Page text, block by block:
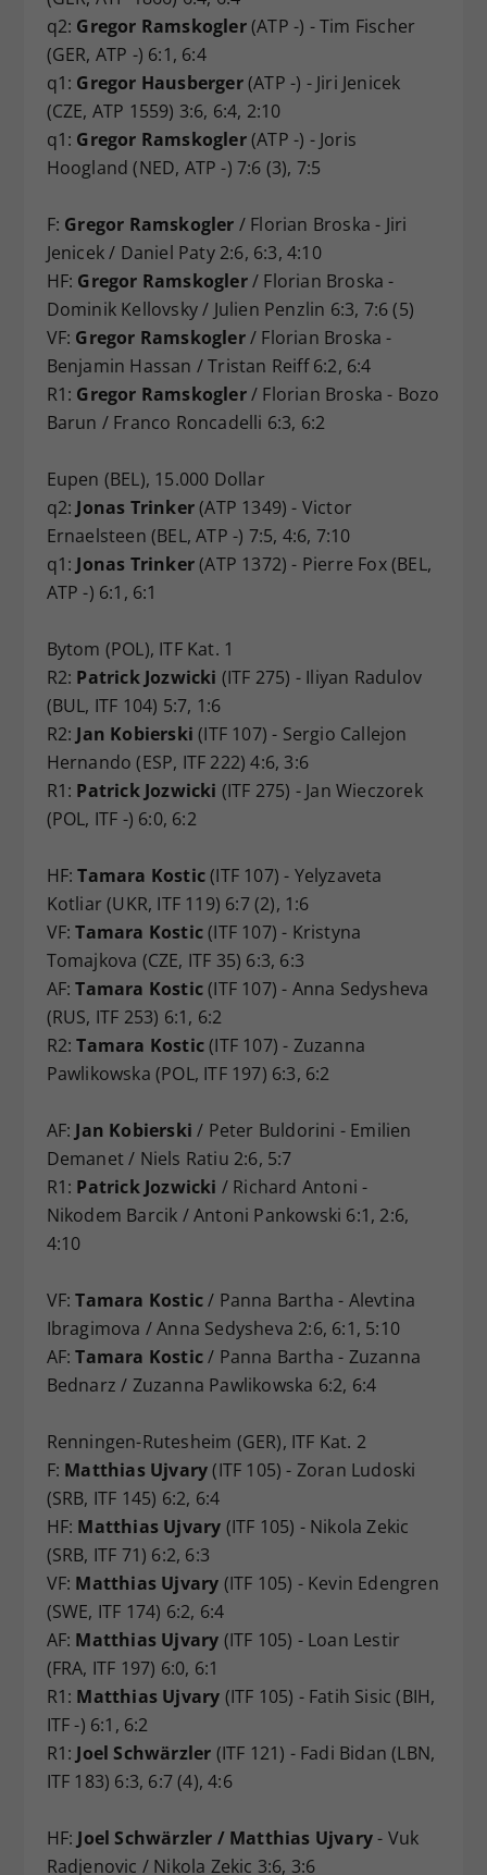
q2: Gregor Ramskogler(ATP -) - Tim Fischer
(GER, ATP -) 6:1, 6:4
q1: Gregor Hausberger(ATP -) - Jiri Jenicek
(CZE, ATP 1559) 3:6, 6:4, 2:10
q1: Gregor Ramskogler(ATP -) - Joris
Hoogland (NED, ATP -) 7:6 (3), 7:5
F: Gregor Ramskogler / Florian Broska - Jiri
Jenicek / Daniel Paty 2:6, 6:3, 4:10
HF: Gregor Ramskogler/ Florian Broska -
Dominik Kellovsky / Julien Penzlin 6:3, 7:6 (5)
VF: Gregor Ramskogler/ Florian Broska -
Benjamin Hassan / Tristan Reiff 6:2, 6:4
R1: Gregor Ramskogler/ Florian Broska - Bozo
Barun / Franco Roncadelli 6:3, 6:2
Eupen (BEL), 15.000 Dollar
q2: Jonas Trinker(ATP 1349) - Victor
Ernaelsteen (BEL, ATP -) 7:5, 4:6, 7:10
q1: Jonas Trinker(ATP 1372) - Pierre Fox (BEL,
ATP -) 6:1, 6:1
Bytom (POL), ITF Kat. 1
R2: Patrick Jozwicki (ITF 275) - Iliyan Radulov
(BUL, ITF 104) 5:7, 1:6
R2: Jan Kobierski (ITF 107) - Sergio Callejon
Hernando (ESP, ITF 222) 4:6, 3:6
R1: Patrick Jozwicki (ITF 275) - Jan Wieczorek
(POL, ITF -) 6:0, 6:2
HF:Tamara Kostic(ITF 107) - Yelyzaveta
Kotliar (UKR, ITF 119) 6:7 (2), 1:6
VF:Tamara Kostic(ITF 107) - Kristyna
Tomajkova (CZE, ITF 35) 6:3, 6:3
AF:Tamara Kostic(ITF 107) - Anna Sedysheva
(RUS, ITF 253) 6:1, 6:2
R2:Tamara Kostic(ITF 107) - Zuzanna
Pawlikowska (POL, ITF 197) 6:3, 6:2
AF: Jan Kobierski / Peter Buldorini - Emilien
Demanet / Niels Ratiu 2:6, 5:7
R1: Patrick Jozwicki / Richard Antoni -
Nikodem Barcik / Antoni Pankowski 6:1, 2:6,
4:10
VF:Tamara Kostic/ Panna Bartha - Alevtina
Ibragimova / Anna Sedysheva 2:6, 6:1, 5:10
AF:Tamara Kostic/ Panna Bartha - Zuzanna
Bednarz / Zuzanna Pawlikowska 6:2, 6:4
Renningen-Rutesheim (GER), ITF Kat. 2
F: Matthias Ujvary(ITF 105) - Zoran Ludoski
(SRB, ITF 145) 6:2, 6:4
HF: Matthias Ujvary (ITF 105) - Nikola Zekic
(SRB, ITF 71) 6:2, 6:3
VF: Matthias Ujvary (ITF 105) - Kevin Edengren
(SWE, ITF 174) 6:2, 6:4
AF: Matthias Ujvary (ITF 105) - Loan Lestir
(FRA, ITF 197) 6:0, 6:1
R1: Matthias Ujvary (ITF 105) - Fatih Sisic (BIH,
ITF -) 6:1, 6:2
R1: Joel Schwärzler (ITF 121) - Fadi Bidan (LBN,
ITF 183) 6:3, 6:7 (4), 4:6
HF: Joel Schwärzler / Matthias Ujvary- Vuk
Radjenovic / Nikola Zekic 3:6, 3:6